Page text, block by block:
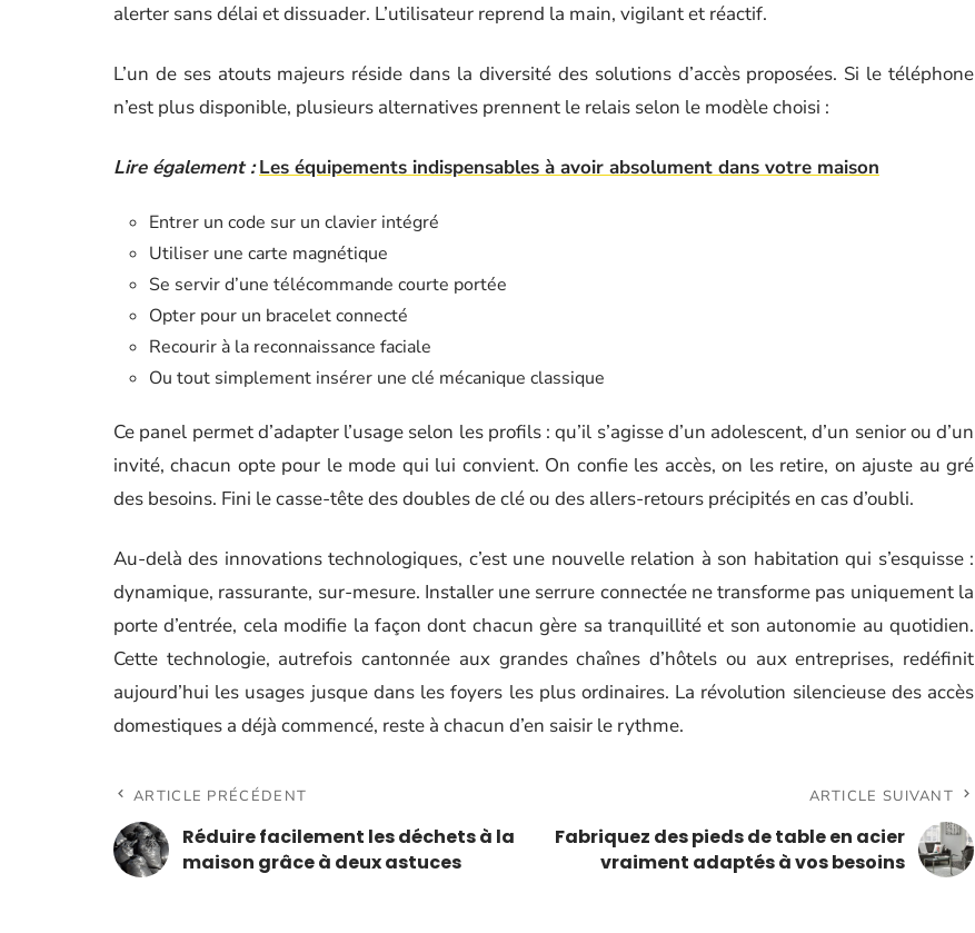
alerter sans délai et dissuader. L’utilisateur reprend la main, vigilant et réactif.
L’un de ses atouts majeurs réside dans la diversité des solutions d’accès proposées. Si le téléphone
n’est plus disponible, plusieurs alternatives prennent le relais selon le modèle choisi :
Lire également : Les équipements indispensables à avoir absolument dans votre maison
Entrer un code sur un clavier intégré
Utiliser une carte magnétique
Se servir d’une télécommande courte portée
Opter pour un bracelet connecté
Recourir à la reconnaissance faciale
Ou tout simplement insérer une clé mécanique classique
Ce panel permet d’adapter l’usage selon les profils : qu’il s’agisse d’un adolescent, d’un senior ou d’un
invité, chacun opte pour le mode qui lui convient. On confie les accès, on les retire, on ajuste au gré
des besoins. Fini le casse-tête des doubles de clé ou des allers-retours précipités en cas d’oubli.
Au-delà des innovations technologiques, c’est une nouvelle relation à son habitation qui s’esquisse :
dynamique, rassurante, sur-mesure. Installer une serrure connectée ne transforme pas uniquement la
porte d’entrée, cela modifie la façon dont chacun gère sa tranquillité et son autonomie au quotidien.
Cette technologie, autrefois cantonnée aux grandes chaînes d’hôtels ou aux entreprises, redéfinit
aujourd’hui les usages jusque dans les foyers les plus ordinaires. La révolution silencieuse des accès
domestiques a déjà commencé, reste à chacun d’en saisir le rythme.
ARTICLE PRÉCÉDENT
Réduire facilement les déchets à la
maison grâce à deux astuces
ARTICLE SUIVANT
Fabriquez des pieds de table en acier
vraiment adaptés à vos besoins